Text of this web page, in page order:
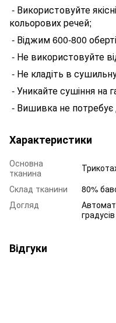
- Використовуйте
кольорових речей;
- Віджим 600-800
- Не використовуйте
- Не кладіть в
- Уникайте сушіння на
- Вишивка не потребує
Характеристики
Основна
тканина
Склад тканини
80%
Догляд
градусів
Відгуки